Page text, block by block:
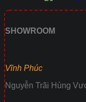
SHOWROOM
Vĩnh Phúc
Nguyễn Trãi Hùng